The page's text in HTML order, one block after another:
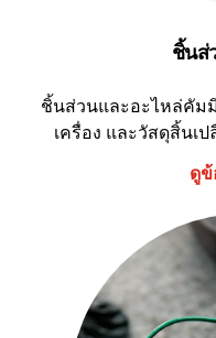
ชิ้นส่
ชิ้นส่วนและอะไหล่คัม
เครื่อง และวัสดุสิ้นเ
ดูข้